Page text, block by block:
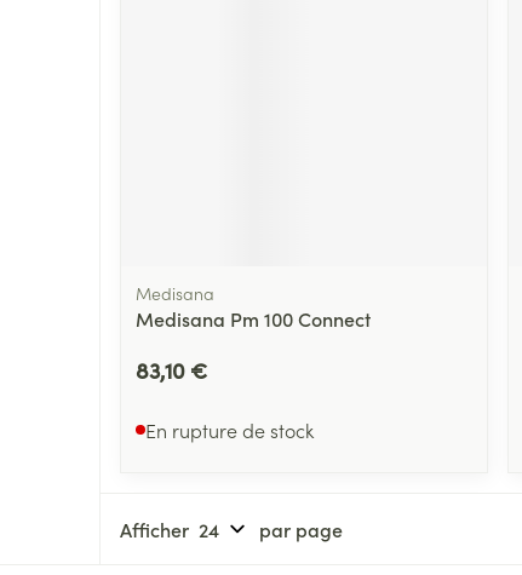
Medisana
Medisana Pm 100 Connect
83,10 €
En rupture de stock
Afficher par page